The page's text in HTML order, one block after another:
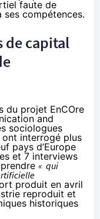
faute de
compétences.
de capital
du projet EnCOre
and
sociologues
interrogé plus
pays d’Europe
et 7 interviews
« qui
produit en avril
reproduit et
historiques